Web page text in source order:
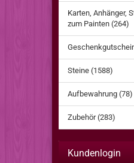
Karten, Anhänger,
zum Painten (264)
Steine (1588)
Aufbewahrung (78)
Zubehör (283)
Kundenlogin